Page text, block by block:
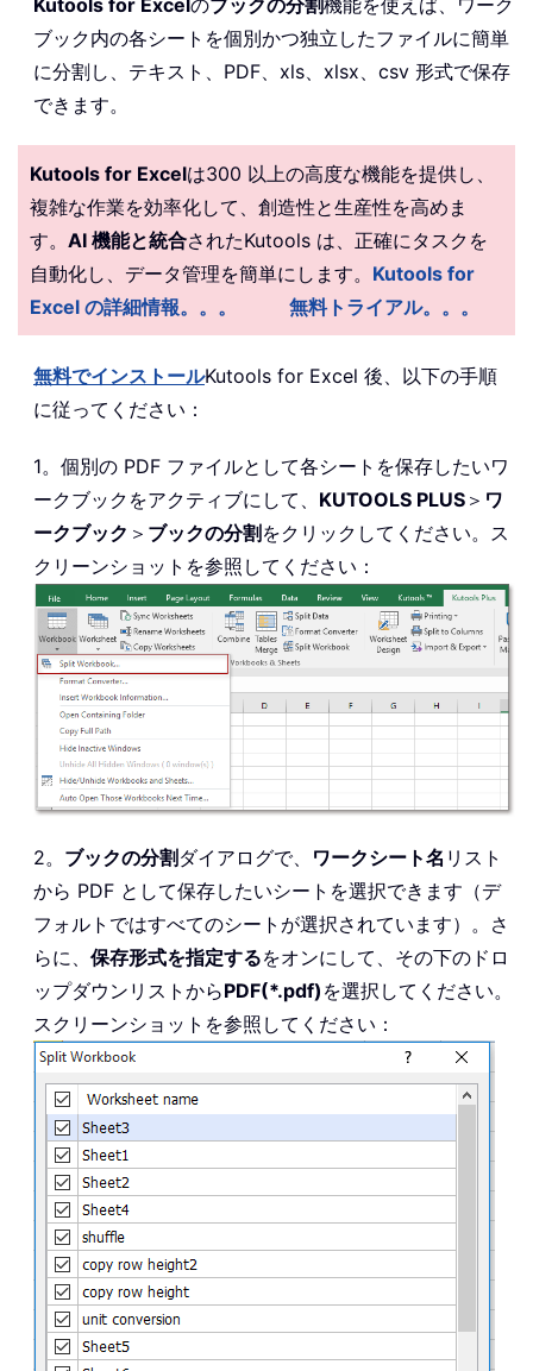
Kutools for Excelのブックの分割機能を使えば、ワーク
ブック内の各シートを個別かつ独立したファイルに簡単
に分割し、テキスト、PDF、xls、xlsx、csv 形式で保存
できます。
Kutools for Excelは300 以上の高度な機能を提供し、
複雑な作業を効率化して、創造性と生産性を高めま
す。 AI 機能と統合されたKutools は、正確にタスクを
自動化し、データ管理を簡単にします。 Kutools for
Excel の詳細情報。。。
無料トライアル。。。
無料でインストールKutools for Excel 後、以下の手順
に従ってください：
1。個別の PDF ファイルとして各シートを保存したいワ
ークブックをアクティブにして、 KUTOOLS PLUS ＞ ワ
ークブック ＞ ブックの分割 をクリックしてください。ス
クリーンショットを参照してください：
2。 ブックの分割 ダイアログで、 ワークシート名 リスト
から PDF として保存したいシートを選択できます（デ
フォルトではすべてのシートが選択されています）。さ
らに、 保存形式を指定するをオンにして、その下のドロ
ップダウンリストからPDF(*.pdf) を選択してください。
スクリーンショットを参照してください：